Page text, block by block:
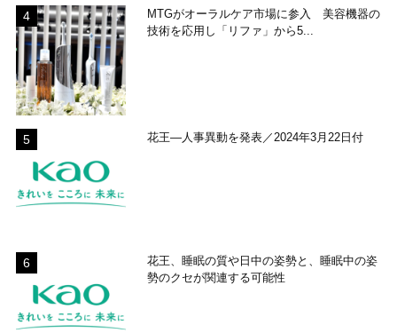
MTGがオーラルケア市場に参入 美容機器の
技術を応用し「リファ」から5...
花王―人事異動を発表／2024年3月22日付
花王、睡眠の質や日中の姿勢と、睡眠中の姿
勢のクセが関連する可能性